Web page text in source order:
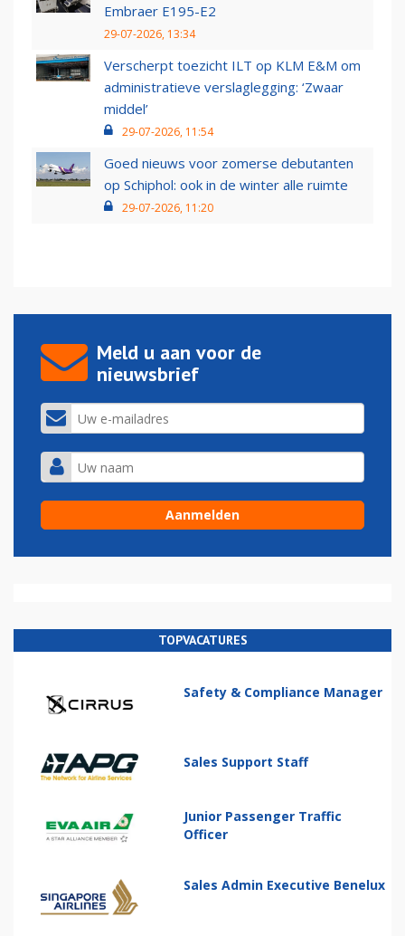
Embraer E195-E2
29-07-2026, 13:34
Verscherpt toezicht ILT op KLM E&M om
administratieve verslaglegging: ‘Zwaar
middel’
29-07-2026, 11:54
Goed nieuws voor zomerse debutanten
op Schiphol: ook in de winter alle ruimte
29-07-2026, 11:20
Meld u aan voor de
nieuwsbrief
TOPVACATURES
Safety & Compliance Manager
Sales Support Staff
Junior Passenger Traffic
Officer
Sales Admin Executive Benelux